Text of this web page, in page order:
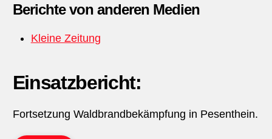
Berichte von anderen Medien
Kleine Zeitung
Einsatzbericht:
Fortsetzung Waldbrandbekämpfung in Pesenthein.